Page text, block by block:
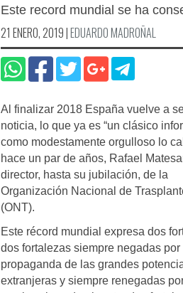
Este record mundial se ha
21 ENERO, 2019|EDUARDO MADROÑAL
Al finalizar 2018 España vuelve a
noticia, lo que ya es “un clásico
como modestamente orgulloso lo
hace un par de años, Rafael
director, hasta su jubilación, de la
Organización Nacional de
(ONT).
Este récord mundial expresa dos
dos fortalezas siempre negadas por
propaganda de las grandes
extranjeras y siempre renegadas